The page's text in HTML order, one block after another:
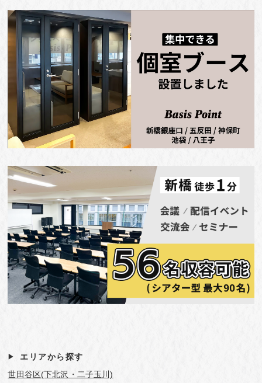
エリアから探す
世田谷区(下北沢・二子玉川)